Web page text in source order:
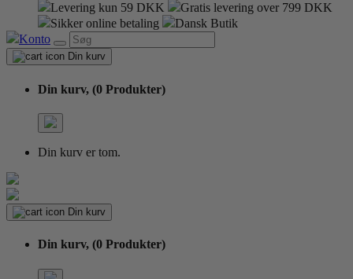
Levering kun 59 DKK
Gratis levering over 799 DKK
Sikker online betaling
Dansk Butik
Konto
Din kurv
Din kurv, (0 Produkter)
Din kurv er tom.
Din kurv
Din kurv, (0 Produkter)